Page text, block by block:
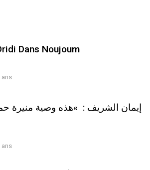
Dans Noujoum
ans
ans